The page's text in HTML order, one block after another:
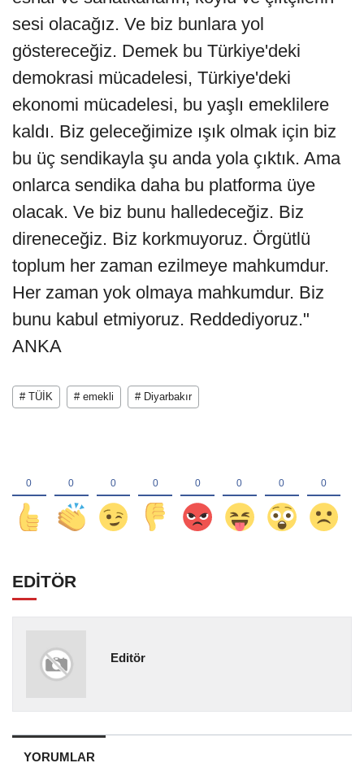
sesi olacağız. Ve biz bunlara yol
göstereceğiz. Demek bu Türkiye'deki
demokrasi mücadelesi, Türkiye'deki
ekonomi mücadelesi, bu yaşlı emeklilere
kaldı. Biz geleceğimize ışık olmak için biz
bu üç sendikayla şu anda yola çıktık. Ama
onlarca sendika daha bu platforma üye
olacak. Ve biz bunu halledeceğiz. Biz
direneceğiz. Biz korkmuyoruz. Örgütlü
toplum her zaman ezilmeye mahkumdur.
Her zaman yok olmaya mahkumdur. Biz
bunu kabul etmiyoruz. Reddediyoruz."
ANKA
# TÜİK # emekli # Diyarbakır
EDİTÖR
Editör
YORUMLAR